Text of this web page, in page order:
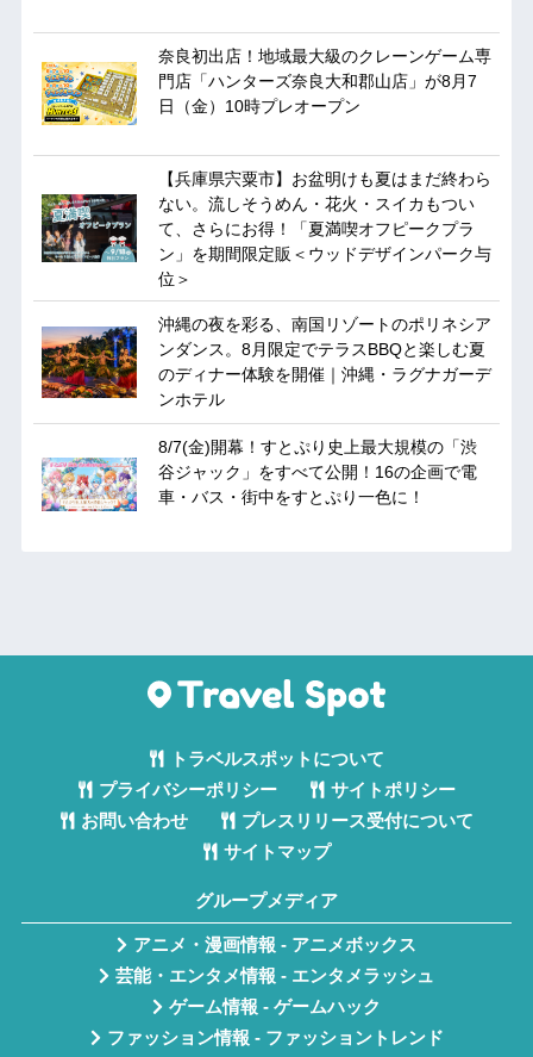
奈良初出店！地域最大級のクレーンゲーム専
門店「ハンターズ奈良大和郡山店」が8月7
日（金）10時プレオープン
【兵庫県宍粟市】お盆明けも夏はまだ終わら
ない。流しそうめん・花火・スイカもつい
て、さらにお得！「夏満喫オフピークプラ
ン」を期間限定販＜ウッドデザインパーク与
位＞
沖縄の夜を彩る、南国リゾートのポリネシア
ンダンス。8月限定でテラスBBQと楽しむ夏
のディナー体験を開催｜沖縄・ラグナガーデ
ンホテル
8/7(金)開幕！すとぷり史上最大規模の「渋
谷ジャック」をすべて公開！16の企画で電
車・バス・街中をすとぷり一色に！
トラベルスポットについて
プライバシーポリシー
サイトポリシー
お問い合わせ
プレスリリース受付について
サイトマップ
グループメディア
アニメ・漫画情報 - アニメボックス
芸能・エンタメ情報 - エンタメラッシュ
ゲーム情報 - ゲームハック
ファッション情報 - ファッショントレンド